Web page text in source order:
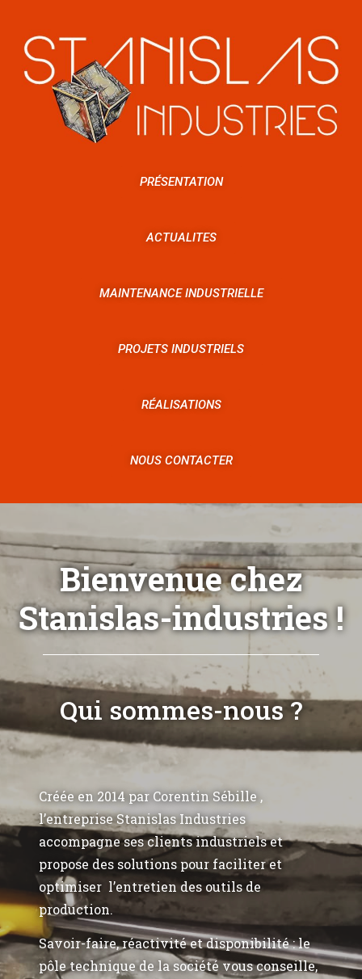
PRÉSENTATION
ACTUALITES
MAINTENANCE INDUSTRIELLE
PROJETS INDUSTRIELS
RÉALISATIONS
NOUS CONTACTER
Bienvenue chez
Stanislas-industries !
Qui sommes-nous ?
Créée en 2014 par Corentin Sébille ,
l’entreprise Stanislas Industries
accompagne ses clients industriels et
propose des solutions pour faciliter et
optimiser l’entretien des outils de
production.
Savoir-faire, réactivité et disponibilité : le
pôle technique de la société vous conseille,